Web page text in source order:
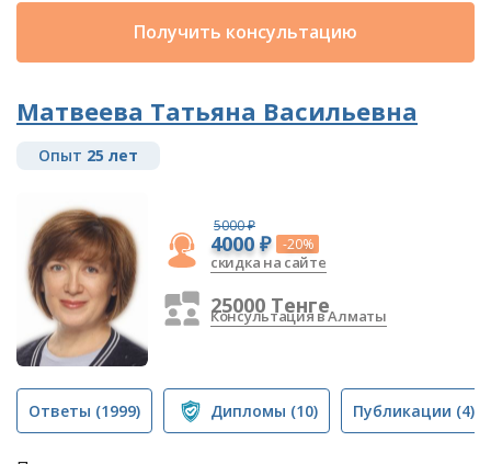
Получить консультацию
Матвеева Татьяна Васильевна
Опыт 25 лет
5000 ₽
4000 ₽ -20%
скидка на сайте
25000 Тенге
Консультация в Алматы
Ответы (1999) Дипломы (10) Публикации (4)